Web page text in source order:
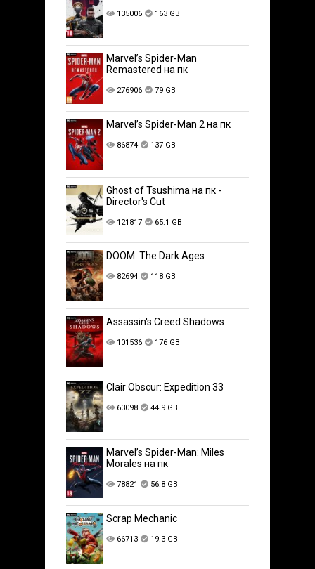
135006 163 GB
Marvel’s Spider-Man
Remastered на пк
276906 79 GB
Marvel’s Spider-Man 2 на пк
86874 137 GB
Ghost of Tsushima на пк -
Director's Cut
121817 65.1 GB
DOOM: The Dark Ages
82694 118 GB
Assassin's Creed Shadows
101536 176 GB
Clair Obscur: Expedition 33
63098 44.9 GB
Marvel’s Spider-Man: Miles
Morales на пк
78821 56.8 GB
Scrap Mechanic
66713 19.3 GB